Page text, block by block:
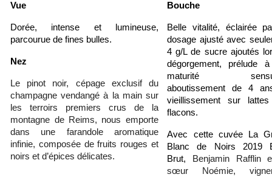
Vue
Dorée, intense et lumineuse,
parcourue de fines bulles.
Nez
Le pinot noir, cépage exclusif du
champagne vendangé à la main sur
les terroirs premiers crus de la
montagne de Reims, nous emporte
dans une farandole aromatique
infinie, composée de fruits rouges et
noirs et d’épices délicates.
Bouche
Belle vitalité, éclairée
dosage ajusté avec
4 g/L de sucre ajoutés
dégorgement, prélude
maturité
aboutissement de 4
vieillissement sur
flacons.
Avec cette cuvée La
Blanc de Noirs 2019
Brut,
Benjamin Rafflin
sœur Noémie,